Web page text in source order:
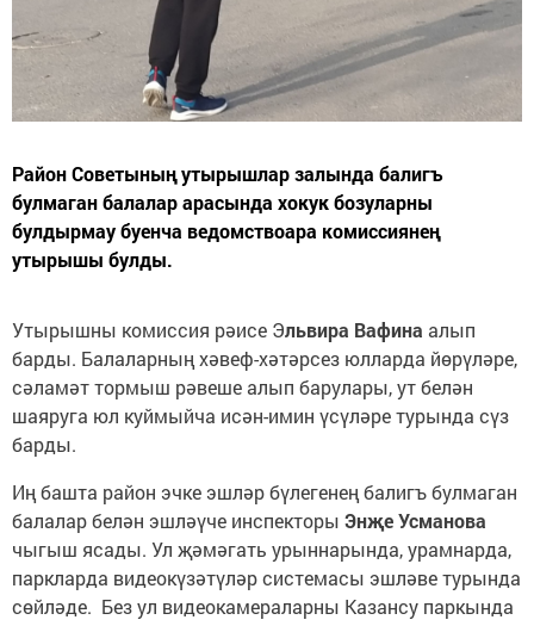
Район Советының утырышлар залында балигъ
булмаган балалар арасында хокук бозуларны
булдырмау буенча ведомствоара комиссиянең
утырышы булды.
Утырышны комиссия рәисе Эльвира Вафина алып
барды. Балаларның хәвеф-хәтәрсез юлларда йөрүләре,
сәламәт тормыш рәвеше алып барулары, ут белән
шаяруга юл куймыйча исән-имин үсүләре турында сүз
барды.
Иң башта район эчке эшләр бүлегенең балигъ булмаган
балалар белән эшләүче инспекторы Энҗе Усманова
чыгыш ясады. Ул җәмәгать урыннарында, урамнарда,
паркларда видеокүзәтүләр системасы эшләве турында
сөйләде. Без ул видеокамераларны Казансу паркында